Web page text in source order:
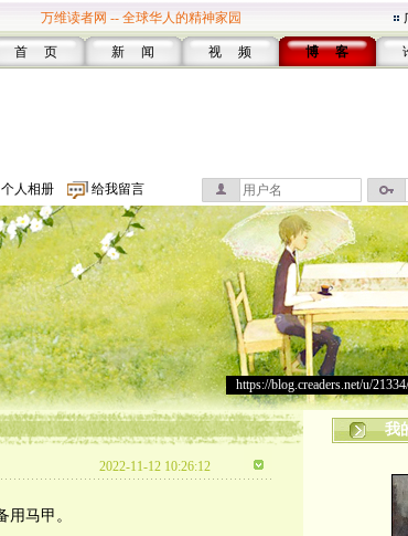
万维读者网 -- 全球华人的精神家园
首 页 新 闻 视 频 博 客
个人相册 给我留言
https://blog.creaders.net/u/21334/
2022-11-12 10:26:12
马甲。
我